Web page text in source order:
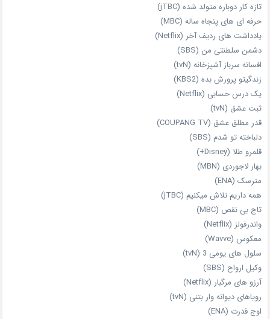
تازه‌ کار دوباره‌ متولد شده (jTBC)
حرفه‌ ای‌ های پنجاه‌ ساله (MBC)
یادداشت‌ های ردیف آخر (Netflix)
دشمن سلطنتی من (SBS)
افسانه سرباز آشپزخانه (tvN)
زندگیتو پرورش بده (KBS2)
یک درس حسابی (Netflix)
ثبت عشق (tvN)
قدر مطلق عشق (COUPANG TV)
دلباخته تو شدم (SBS)
قلمرو طلا (Disney+)
بهار لاجوردی (MBN)
مترسک (ENA)
همه داریم تلاش میکنیم (jTBC)
تاج بی‌ نقص (MBC)
واندرفولز (Netflix)
معکوس (Wavve)
سلول های یومی 3 (tvN)
وکیل ارواح (SBS)
آرزو های مرگبار (Netflix)
رویاهای دیوانه‌ وار بتنی (tvN)
اوج قدرت (ENA)